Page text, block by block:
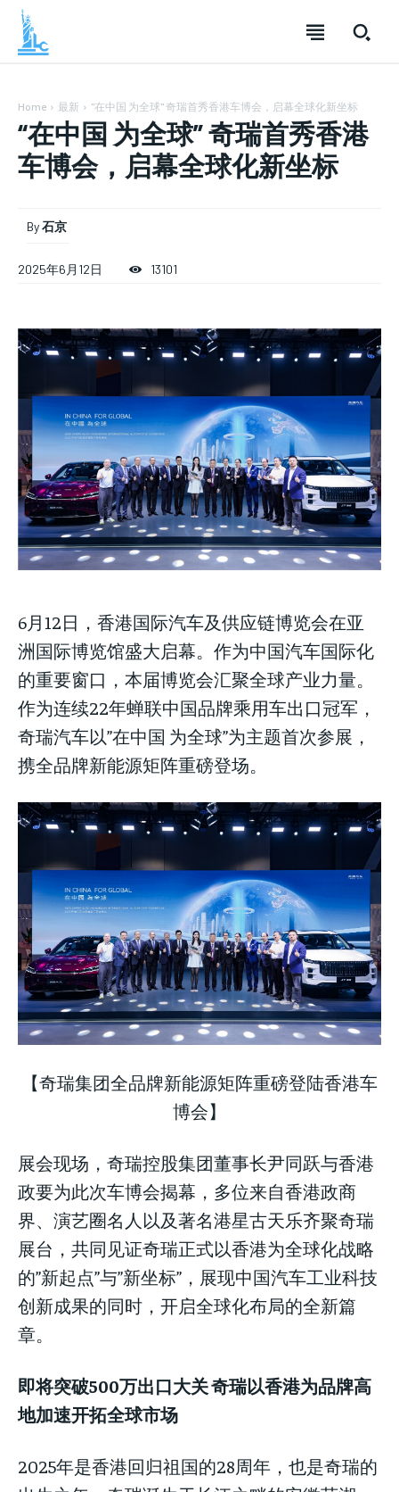
Welcome to Liberty Case
We have a curated list of the most noteworthy news
from all across the globe. With any subscription plan,
you get access toexclusive articles
stay ahead of the curve.
Your Profile
NEWS LIFESTYLE PUBLIC OPINION
LIFESTYLE
Welcome to Liberty Case
We have a curated list of the most noteworthy news from all
across the globe. With any subscription plan, you get access
to
exclusive articlesthat let you stay ahead of the curve.
Your Profile
NEWS LIFESTYLE PUBLIC OPINION
LIFESTYLE
Welcome to Liberty Case
We have a curated list of the most noteworthy news from all
across the globe. With any subscription plan, you get access
to
exclusive articlesthat let you stay ahead of the curve.
Your Profile
NEWS LIFESTYLE PUBLIC OPINION
LIFESTYLE
Home 最新 "在中国 为全球" 奇瑞首秀香港车博会，启幕全球化新坐标
“在中国 为全球” 奇瑞首秀香港
车博会，启幕全球化新坐标
By石京
2025年6月12日 13101
6月12日，香港国际汽车及供应链博览会在亚
洲国际博览馆盛大启幕。作为中国汽车国际化
的重要窗口，本届博览会汇聚全球产业力量。
作为连续22年蝉联中国品牌乘用车出口冠军，
奇瑞汽车以”在中国 为全球”为主题首次参展，
携全品牌新能源矩阵重磅登场。
【奇瑞集团全品牌新能源矩阵重磅登陆香港车
博会】
展会现场，奇瑞控股集团董事长尹同跃与香港
政要为此次车博会揭幕，多位来自香港政商
界、演艺圈名人以及著名港星古天乐齐聚奇瑞
展台，共同见证奇瑞正式以香港为全球化战略
的”新起点”与”新坐标”，展现中国汽车工业科技
创新成果的同时，开启全球化布局的全新篇
章。
即将突破500万出口大关奇瑞以香港为品牌高
地加速开拓全球市场
2025年是香港回归祖国的28周年，也是奇瑞的